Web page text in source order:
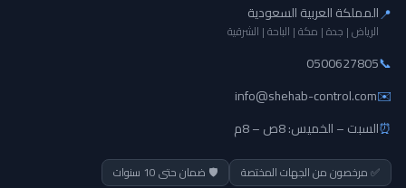
📍المملكة العربية السعودية
الرياض | جدة | مكة | الباحة | الشرقية
📞
0500627805
✉️
info@shehab-control.com
⏰السبت – الخميس: 8ص – 8م
✅ مرخصون من الجهات المختصة 🛡️ ضمان حتى 10 سنوات